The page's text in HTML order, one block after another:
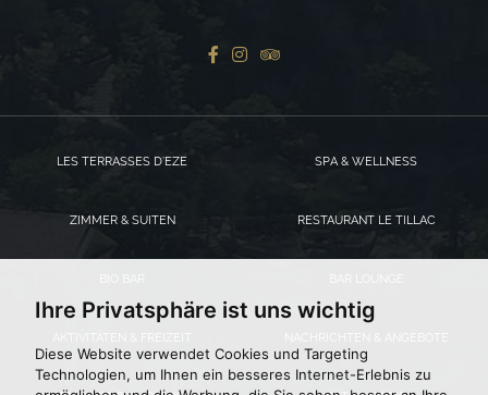
Ihre Privatsphäre ist uns wichtig
Diese Website verwendet Cookies und Targeting
Technologien, um Ihnen ein besseres Internet-Erlebnis zu
LES TERRASSES D’EZE SPA & WELLNESS
ZIMMER & SUITEN RESTAURANT LE TILLAC